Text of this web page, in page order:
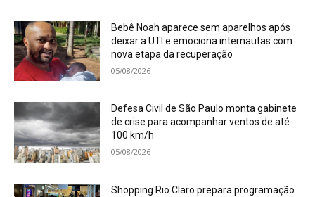
Bebê Noah aparece sem aparelhos após
deixar a UTI e emociona internautas com
nova etapa da recuperação
05/08/2026
Defesa Civil de São Paulo monta gabinete
de crise para acompanhar ventos de até
100 km/h
05/08/2026
Shopping Rio Claro prepara programação